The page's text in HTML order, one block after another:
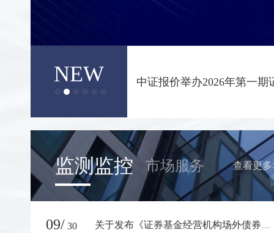
NEW
果
监测监控 查看更多
市场服务
09/ 30 关于发布《证券基金经营机构场外债券投资交易业务数据填报指南》的通知